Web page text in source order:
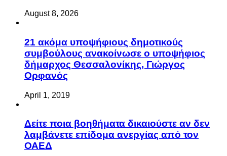
August 8, 2026
21 ακόμα υποψήφιους δημοτικούς
συμβούλους ανακοίνωσε ο υποψήφιος
δήμαρχος Θεσσαλονίκης, Γιώργος
Ορφανός
April 1, 2019
Δείτε ποια βοηθήματα δικαιούστε αν δεν
λαμβάνετε επίδομα ανεργίας από τον
ΟΑΕΔ